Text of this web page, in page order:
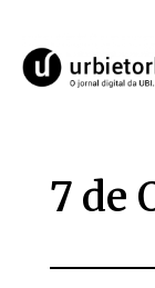
7 de